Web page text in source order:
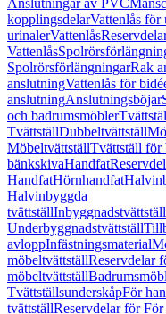
Anslutningar av PVC
kopplingsdelarVattenlås för
urinalerVattenlås
Vattenlås
SpolrörsförlängningarRak
anslutningVattenlås för
anslutningAnslutningsböjar
och badrumsmöbler
TvättställDubbeltvättställ
MöbeltvättställTvättställ för
bänkskivaHandfat
HandfatHörnhandfat
Halvinbyggda
tvättställInbyggnadstvättställ
Underbyggnadstvättställ
avloppInfästningsmaterial
möbeltvättställReservdelar
möbeltvättställ
TvättställsunderskåpFör
tvättställReservdelar för För